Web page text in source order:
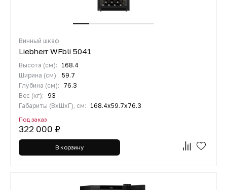
Винный шкаф
Liebherr WFbli 5041
Высота (см):
168.4
Ширина (см): 59.7
Глубина (см):
76.3
Вес (кг):
93
Габариты (ВхШхГ), см:
168.4х59.7х76.3
Под заказ
322 000 ₽
В корзину